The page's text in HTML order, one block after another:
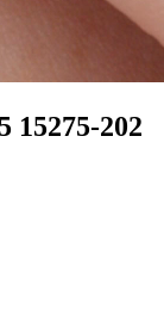
15275-202